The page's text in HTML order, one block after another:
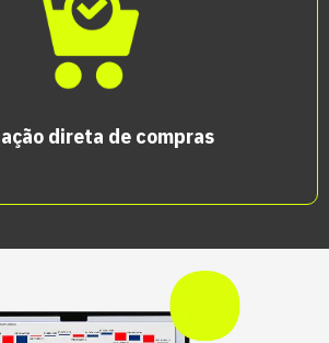
direta de compras